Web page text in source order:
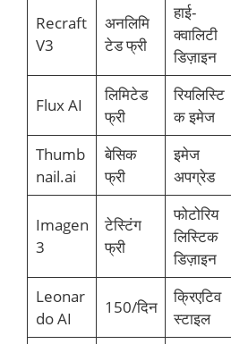
Recraft
V3
अनलिमि
टेड फ्री
हाई-
क्वालिटी
डिज़ाइन
Flux AI
लिमिटेड
फ्री
रियलिस्टि
क इमेज
Thumb
nail.ai
बेसिक
फ्री
इमेज
अपग्रेड
Imagen
3
टेस्टिंग
फ्री
फोटोरिय
लिस्टिक
डिज़ाइन
Leonar
do AI
150/दिन
क्रिएटिव
स्टाइल